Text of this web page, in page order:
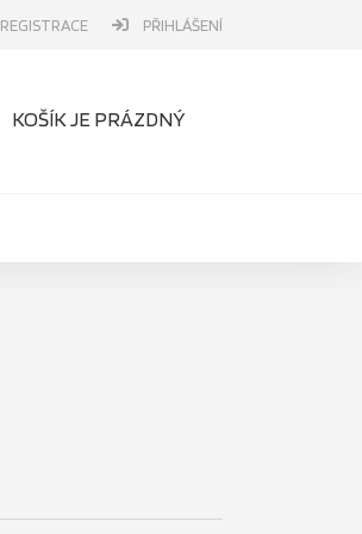
REGISTRACE PŘIHLÁŠENÍ
KOŠÍK JE PRÁZDNÝ